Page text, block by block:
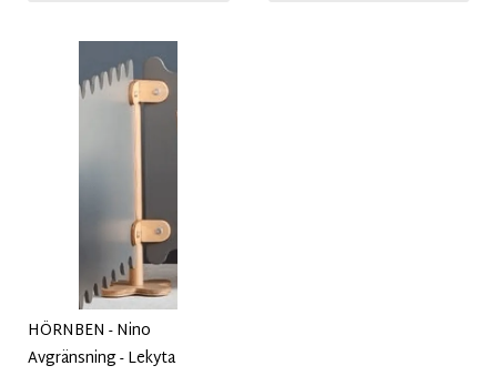
HÖRNBEN - Nino
Avgränsning - Lekyta